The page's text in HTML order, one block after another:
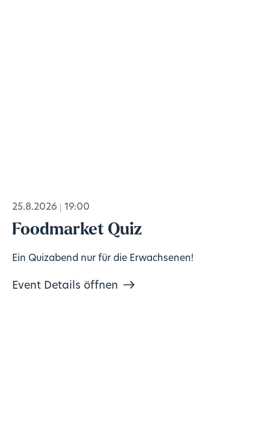
25.8.2026 19:00
Foodmarket Quiz
Ein Quizabend nur für die Erwachsenen!
Event Details öffnen